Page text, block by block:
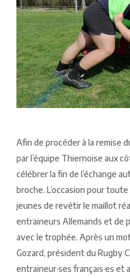
Afin de procéder à la remise
par l’équipe Thiernoise aux
célébrer la fin de l’échange
broche. L’occasion pour toute
jeunes de revêtir le maillot
entraineurs Allemands et de
avec le trophée. Après un
Gozard, président du Rugby
entraineur·ses français·es et